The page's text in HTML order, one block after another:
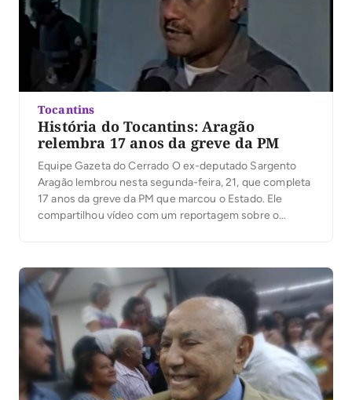
Tocantins
História do Tocantins: Aragão
relembra 17 anos da greve da PM
Equipe Gazeta do Cerrado O ex-deputado Sargento
Aragão lembrou nesta segunda-feira, 21, que completa
17 anos da greve da PM que marcou o Estado. Ele
compartilhou vídeo com um reportagem sobre o
grito de liberdade, fez prosperar […]